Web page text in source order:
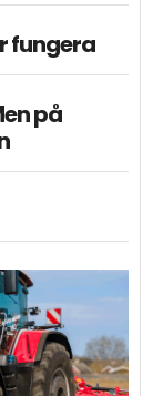
fungera
på